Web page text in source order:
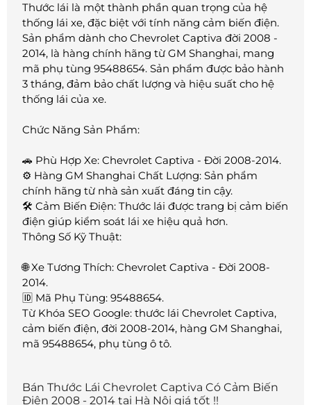
Thước lái là một thành phần quan trọng của hệ
thống lái xe, đặc biệt với tính năng cảm biến điện.
Sản phẩm dành cho Chevrolet Captiva đời 2008 -
2014, là hàng chính hãng từ GM Shanghai, mang
mã phụ tùng 95488654. Sản phẩm được bảo hành
3 tháng, đảm bảo chất lượng và hiệu suất cho hệ
thống lái của xe.
Chức Năng Sản Phẩm:
🚗 Phù Hợp Xe: Chevrolet Captiva - Đời 2008-2014.
⚙️ Hàng GM Shanghai Chất Lượng: Sản phẩm
chính hãng từ nhà sản xuất đáng tin cậy.
🛠️ Cảm Biến Điện: Thước lái được trang bị cảm biến
điện giúp kiểm soát lái xe hiệu quả hơn.
Thông Số Kỹ Thuật:
🌐 Xe Tương Thích: Chevrolet Captiva - Đời 2008-
2014.
🆔 Mã Phụ Tùng: 95488654.
Từ Khóa SEO Google: thước lái Chevrolet Captiva,
cảm biến điện, đời 2008-2014, hàng GM Shanghai,
mã 95488654, phụ tùng ô tô.
Bán Thước Lái Chevrolet Captiva Có Cảm Biến
Điện 2008 - 2014 tại Hà Nội giá tốt !!